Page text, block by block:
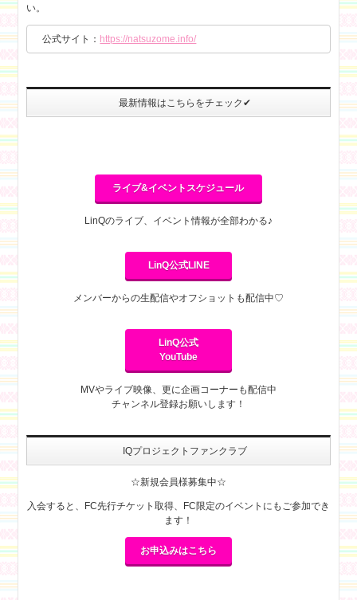
い。
公式サイト： https://natsuzome.info/
最新情報はこちらをチェック✔
ライブ&イベントスケジュール
LinQのライブ、イベント情報が全部わかる♪
LinQ公式LINE
メンバーからの生配信やオフショットも配信中♡
LinQ公式
YouTube
MVやライブ映像、更に企画コーナーも配信中
チャンネル登録お願いします！
IQプロジェクトファンクラブ
☆新規会員様募集中☆
入会すると、FC先行チケット取得、FC限定のイベントにもご参加でき
ます！
お申込みはこちら